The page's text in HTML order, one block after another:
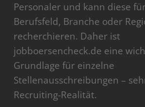
Personaler und kann diese
Berufsfeld, Branche oder
recherchieren. Daher ist
jobboersencheck.de eine
Grundlage für einzelne
Stellenausschreibungen –
Recruiting-Realität.